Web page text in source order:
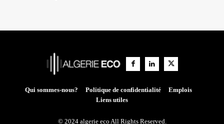
Qui sommes-nous? Politique de confidentialité
Emplois
Liens utiles
© 2024 algerie eco All Rights Reserved.